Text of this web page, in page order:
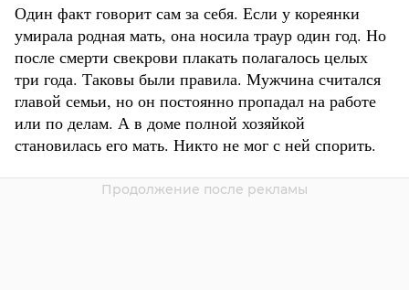
Один факт говорит сам за себя. Если у кореянки
умирала родная мать, она носила траур один год. Но
после смерти свекрови плакать полагалось целых
три года. Таковы были правила. Мужчина считался
главой семьи, но он постоянно пропадал на работе
или по делам. А в доме полной хозяйкой
становилась его мать. Никто не мог с ней спорить.